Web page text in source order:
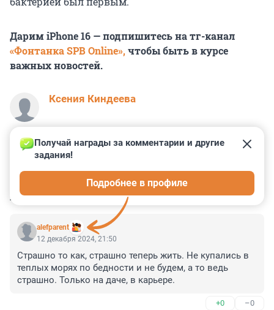
Дарим iPhone 16 — подпишитесь на тг-канал
«Фонтанка SPB Online»,чтобы быть в курсе
важных новостей.
Ксения Киндеева
КОММЕНТАРИИ 9
alefparent
Получай награды за комментарии и другие
задания!
Подробнее в профиле
12 декабря 2024, 21:50
Страшно то как, страшно теперь жить. Не купались в
теплых морях по бедности и не будем, а то ведь
страшно. Только на даче, в карьере.
+0 –0